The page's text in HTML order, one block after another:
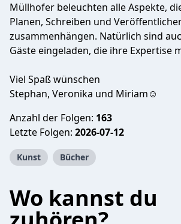
Müllhofer beleuchten alle Aspekte,
Planen, Schreiben und
zusammenhängen. Natürlich sind
Gäste eingeladen, die ihre Expertise
Viel Spaß wünschen
Stephan, Veronika und Miriam☺️
Anzahl der Folgen: 163
Letzte Folgen: 2026-07-12
Kunst Bücher
Wo kannst du